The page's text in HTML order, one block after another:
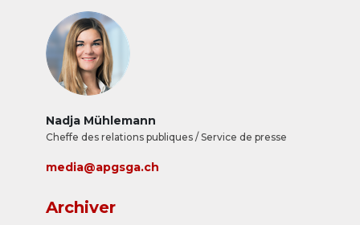
Nadja Mühlemann
Cheffe des relations publiques / Service de presse
media@apgsga.ch
Archiver